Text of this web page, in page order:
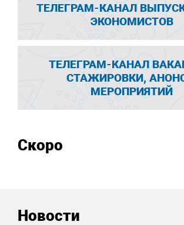
ТЕЛЕГРАМ-КАНАЛ
ЭКОНОМИСТОВ
ТЕЛЕГРАМ-КАНАЛ
СТАЖИРОВКИ,
МЕРОПРИЯТИЙ
Скоро
Новости